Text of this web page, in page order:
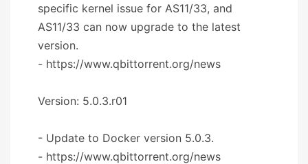
specific kernel issue for AS11/33, and
AS11/33 can now upgrade to the latest
version.
- https://www.qbittorrent.org/news
Version: 5.0.3.r01
- Update to Docker version 5.0.3.
- https://www.qbittorrent.org/news